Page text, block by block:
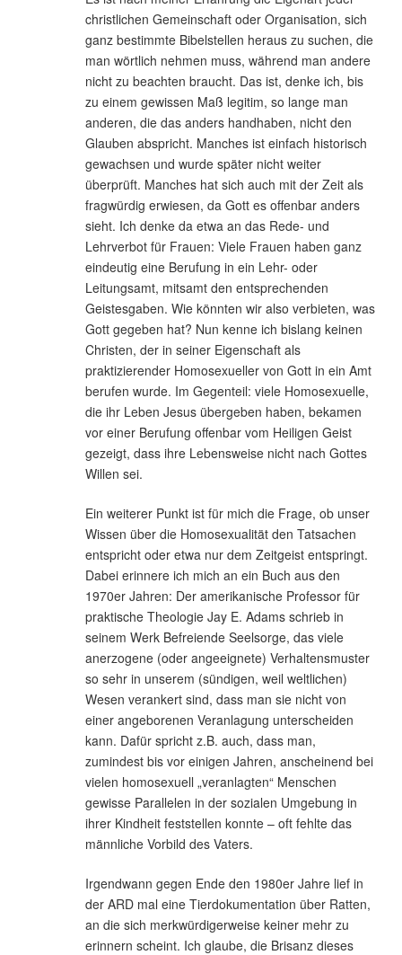
christlichen Gemeinschaft oder Organisation, sich
ganz bestimmte Bibelstellen heraus zu suchen, die
man wörtlich nehmen muss, während man andere
nicht zu beachten braucht. Das ist, denke ich, bis
zu einem gewissen Maß legitim, so lange man
anderen, die das anders handhaben, nicht den
Glauben abspricht. Manches ist einfach historisch
gewachsen und wurde später nicht weiter
überprüft. Manches hat sich auch mit der Zeit als
fragwürdig erwiesen, da Gott es offenbar anders
sieht. Ich denke da etwa an das Rede- und
Lehrverbot für Frauen: Viele Frauen haben ganz
eindeutig eine Berufung in ein Lehr- oder
Leitungsamt, mitsamt den entsprechenden
Geistesgaben. Wie könnten wir also verbieten, was
Gott gegeben hat? Nun kenne ich bislang keinen
Christen, der in seiner Eigenschaft als
praktizierender Homosexueller von Gott in ein Amt
berufen wurde. Im Gegenteil: viele Homosexuelle,
die ihr Leben Jesus übergeben haben, bekamen
vor einer Berufung offenbar vom Heiligen Geist
gezeigt, dass ihre Lebensweise nicht nach Gottes
Willen sei.
Ein weiterer Punkt ist für mich die Frage, ob unser
Wissen über die Homosexualität den Tatsachen
entspricht oder etwa nur dem Zeitgeist entspringt.
Dabei erinnere ich mich an ein Buch aus den
1970er Jahren: Der amerikanische Professor für
praktische Theologie Jay E. Adams schrieb in
seinem Werk Befreiende Seelsorge, das viele
anerzogene (oder angeeignete) Verhaltensmuster
so sehr in unserem (sündigen, weil weltlichen)
Wesen verankert sind, dass man sie nicht von
einer angeborenen Veranlagung unterscheiden
kann. Dafür spricht z.B. auch, dass man,
zumindest bis vor einigen Jahren, anscheinend bei
vielen homosexuell „veranlagten“ Menschen
gewisse Parallelen in der sozialen Umgebung in
ihrer Kindheit feststellen konnte – oft fehlte das
männliche Vorbild des Vaters.
Irgendwann gegen Ende den 1980er Jahre lief in
der ARD mal eine Tierdokumentation über Ratten,
an die sich merkwürdigerweise keiner mehr zu
erinnern scheint. Ich glaube, die Brisanz dieses